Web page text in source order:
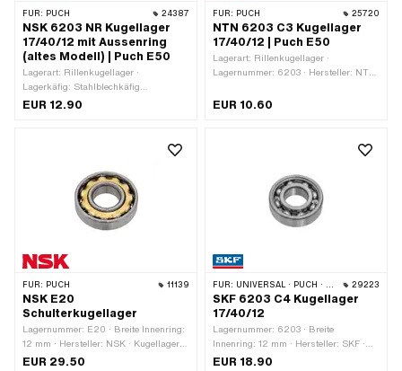
FÜR: PUCH 24387
NSK 6203 NR Kugellager
17/40/12 mit Aussenring
(altes Modell) | Puch E50
Lagerart: Rillenkugellager ·
Lagerkäfig: Stahlblechkäfig
kugelgeführt · Lagernummer: 6203 ·
Nutring: Ja · Material: Stahl · Ø innen:
aussen: 44 mm · Breite: 12 mm
EUR 12.90
FÜR: PUCH 25720
NTN 6203 C3 Kugellager
17/40/12 | Puch E50
Lagerart: Rillenkugellager ·
Lagernummer: 6203 · Hersteller: NTN
aussen: 40 mm · Breite: 12 mm
EUR 10.60
FÜR: PUCH 11139
NSK E20
Schulterkugellager
Lagernummer: E20 · Breite Innenring:
12 mm · Hersteller: NSK · Kugellager
geschlossen: Nein · Lagerluft: CN
EUR 29.50
FÜR: UNIVERSAL · PUCH · TOMOS 29223
SKF 6203 C4 Kugellager
17/40/12
Lagernummer: 6203 · Breite
Innenring: 12 mm · Hersteller: SKF ·
Lagerluft: C4 · Lagerkäfig:
EUR 18.90